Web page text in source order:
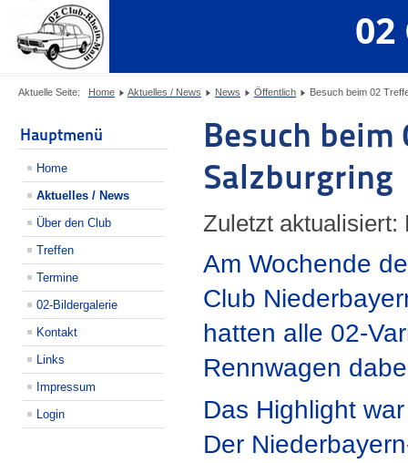
02
Aktuelle Seite: Home Aktuelles / News News Öffentlich Besuch beim 02
Hauptmenü
Home
Aktuelles / News
Über den Club
Treffen
Termine
02-Bildergalerie
Kontakt
Links
Impressum
Login
Besuch
Salzburgring
Zuletzt aktualisiert:
Am Wochende
Club
hatten alle 02-
Rennwagen
Das Highlight
Der